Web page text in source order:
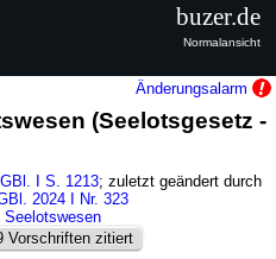
Änderungsalarm
(Seelotsgesetz -
I S. 1213; zuletzt geändert durch
2024 I Nr. 323
Seelotswesen
Vorschriften zitiert
buzer.de
Normalansicht